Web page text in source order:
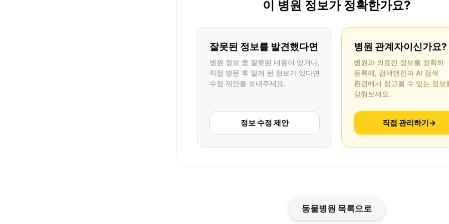
이 병원 정보가 정확한가요?
잘못된 정보를 발견했다면
병원 정보 중 잘못된 내용이 있거나,
직접 방문 후 알게 된 정보가 있다면
수정 제안을 보내주세요.
정보 수정 제안
병원 관계자이신가요?
병원과 의료진 정보를 정확히
등록해, 검색엔진과 AI 검색
환경에서 참고될 수 있는 정보
갖춰보세요.
직접 관리하기→
동물병원 목록으로